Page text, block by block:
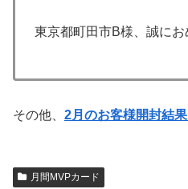
東京都町田市B様、誠にお
その他、 2月のお客様開封結
月間MVPカード